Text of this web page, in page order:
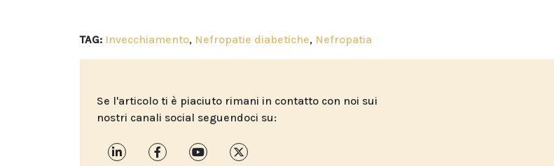
TAG: Invecchiamento, Nefropatie diabetiche, Nefropatia
Se l'articolo ti è piaciuto rimani in contatto con noi sui
nostri canali social seguendoci su: